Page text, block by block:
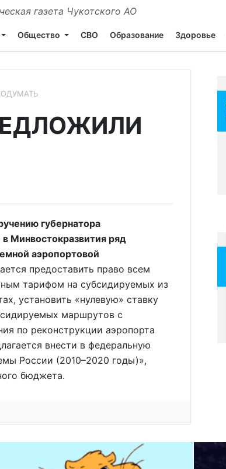
газета Чукотского АО
Общество СВО Образование Здоровье
губернатора
Минвостокразвития ряд
аэропортовой
предоставить право всем
тарифом на субсидируемых из
установить «нулевую» ставку
маршрутов с
по реконструкции аэропорта
внести в федеральную
России (2010–2020 годы)»,
бюджета.